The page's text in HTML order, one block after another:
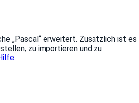
„Pascal“ erweitert. Zusätzlich ist es
zu importieren und zu
.